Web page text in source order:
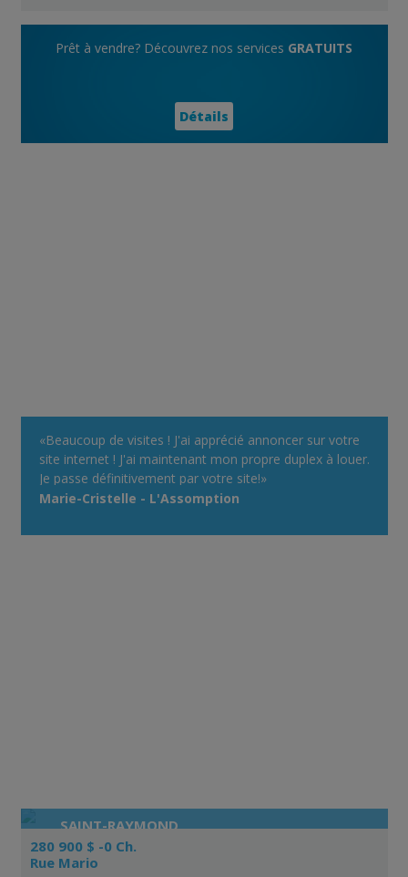
Prêt à vendre? Découvrez nos services GRATUITS
Détails
«Beaucoup de visites ! J'ai apprécié annoncer sur votre
site internet ! J'ai maintenant mon propre duplex à louer.
Je passe définitivement par votre site!»
Marie-Cristelle - L'Assomption
SAINT-RAYMOND
280 900 $ -0 Ch.
Rue Mario